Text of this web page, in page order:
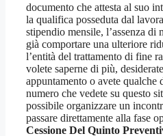
documento che attesta al suo
la qualifica posseduta dal
stipendio mensile, l’assenza
già comportare una ulteriore
l’entità del trattamento di fine
volete saperne di più,
appuntamento o avete qualche
numero che vedete su questo
possibile organizzare un
passare direttamente alla fase
Cessione Del Quinto